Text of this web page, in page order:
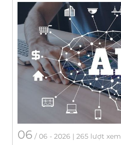
06 / 06 - 2026 | 265 lượt xem